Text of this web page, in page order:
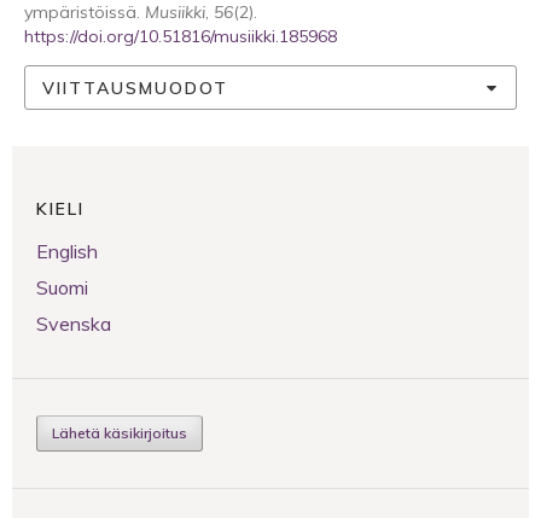
ympäristöissä. Musiikki, 56(2).
https://doi.org/10.51816/musiikki.185968
VIITTAUSMUODOT
KIELI
English
Suomi
Svenska
Lähetä käsikirjoitus